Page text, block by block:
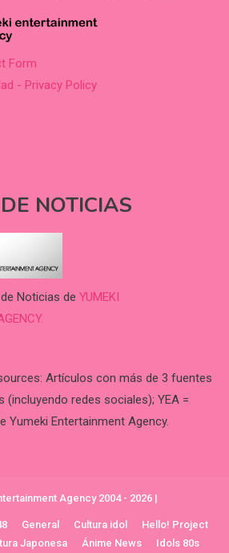
Form
- Privacy Policy
NOTICIAS
Noticias de YUMEKI
Artículos con más de 3 fuentes
(incluyendo redes sociales); YEA =
Yumeki Entertainment Agency.
Agency 2004 - 2026 |
General Cultura idol
Hello! Project
Japonesa Ánime News Idols 80s